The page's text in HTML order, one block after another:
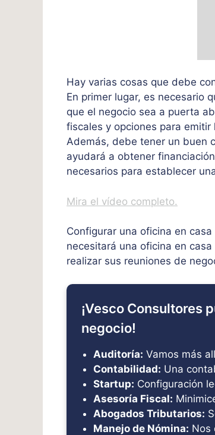
Hay varias cosas que debe
En primer lugar, es necesario
que el negocio sea a puerta
fiscales y opciones para emitir
Además, debe tener un buen
ayudará a obtener
necesarios para establecer
Mira el vídeo completo.
Configurar una oficina en
necesitará una oficina en
realizar sus reuniones de
¡Vesco Consultores
negocio!
Auditoría: Vamos más
Contabilidad: Una
Startup: Configuración
Asesoría Fiscal:
Abogados Tributarios:
Manejo de Nómina: Nos